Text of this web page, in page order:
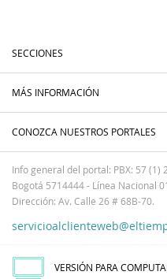
SECCIONES
MÁS INFORMACIÓN
CONOZCA NUESTROS PORTALES
Info general del portal: PBX: 57 (1)
Bogotá 5714444 - Línea Nacional
Dirección: Av. Calle 26 # 68B-70.
VERSIÓN PARA